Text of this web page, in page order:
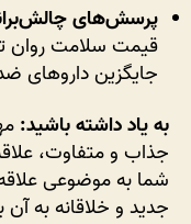
پرسش‌های
قیمت سلامت روان
جایگزین داروهای
به یاد داشته باشید:
جذاب و متفاوت،
شما به موضوعی
جدید و خلاقانه به